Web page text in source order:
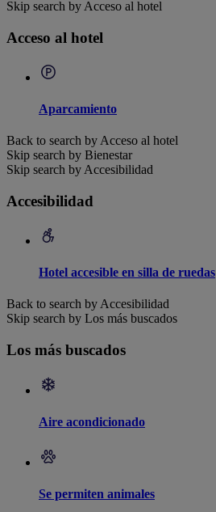
Skip search by Acceso al hotel
Acceso al hotel
Aparcamiento
Back to search by Acceso al hotel
Skip search by Bienestar
Skip search by Accesibilidad
Accesibilidad
Hotel accesible en silla de ruedas
Back to search by Accesibilidad
Skip search by Los más buscados
Los más buscados
Aire acondicionado
Se permiten animales